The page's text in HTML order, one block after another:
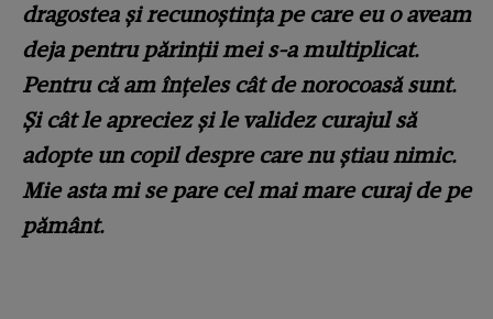
dragostea şi recunoştinţa pe care eu o aveam
deja pentru părinţii mei s-a multiplicat.
Pentru că am înţeles cât de norocoasă sunt.
Şi cât le apreciez şi le validez curajul să
adopte un copil despre care nu ştiau nimic.
Mie asta mi se pare cel mai mare curaj de pe
pământ.